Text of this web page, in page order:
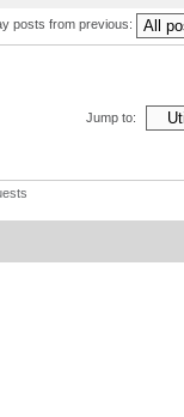
posts from previous:
Jump to: